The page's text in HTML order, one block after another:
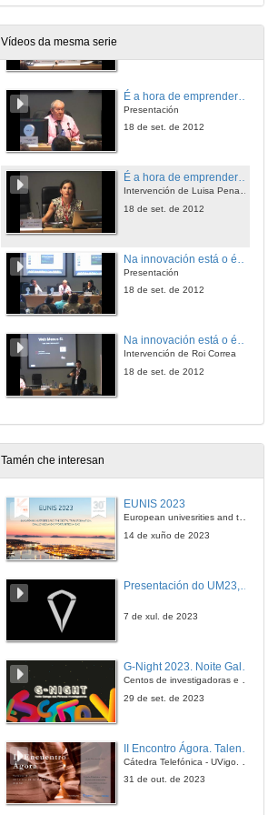
Vídeos da mesma serie
Intervención de Camilo Ameijeiras
Presentación
18 de set. de 2012
É a hora de emprender…low cost... Innovación emprendedora. Iniciativas innovadoras de baixo custoón de Luisa Pena Nieto
Intervención de Luisa Pena Nieto
18 de set. de 2012
Presentación
18 de set. de 2012
Na innovación está o éxito: web menus S.L
Intervención de Roi Correa
18 de set. de 2012
Tamén che interesan
EUNIS 2023
European univesrities and the digital transformation: challenges and opportunities ahead
14 de xuño de 2023
7 de xul. de 2023
G-Night 2023. Noite Galega das Persoas Investigadoras. Conciencias creativas
Centos de investigadoras e investigadores, decenas de actividades e sete cidades
29 de set. de 2023
Cátedra Telefónica - UVigo. Espazos de innovación
31 de out. de 2023